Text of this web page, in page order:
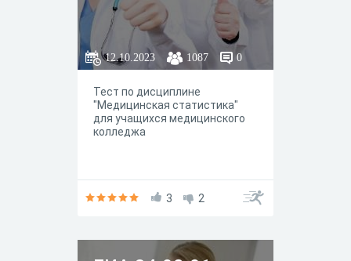
12.10.2023 1087 0
Тест по дисциплине
"Медицинская статистика"
для учащихся медицинского
колледжа
3 2